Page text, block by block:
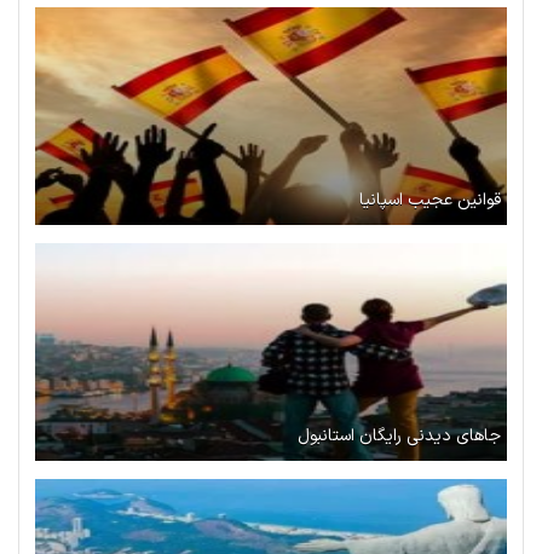
قوانین عجیب اسپانیا
جاهای دیدنی رایگان استانبول